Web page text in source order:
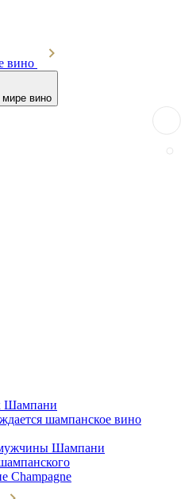
вино
вино
Шампани
шампанское вино
Шампани
Champagne